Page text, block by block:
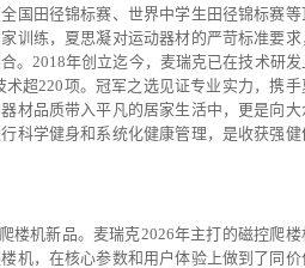
国田径锦标赛、世界中学生田径锦标赛等
训练，夏思凝对运动器材的严苛标准要求
。2018年创立迄今，麦瑞克已在技术研发
超220项。冠军之选见证专业实力，携手
材品质带入平凡的居家生活中，更是向大
科学健身和系统化健康管理，是收获强健
楼机新品。麦瑞克2026年主打的磁控爬楼
机，在核心参数和用户体验上做到了同价